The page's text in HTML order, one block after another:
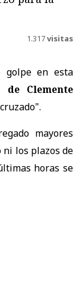
1.317visitas
golpe en esta
de Clemente
mayores
los plazos de
horas se